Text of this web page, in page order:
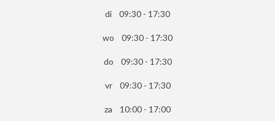
di 09:30 - 17:30
wo 09:30 - 17:30
do 09:30 - 17:30
vr 09:30 - 17:30
za 10:00 - 17:00